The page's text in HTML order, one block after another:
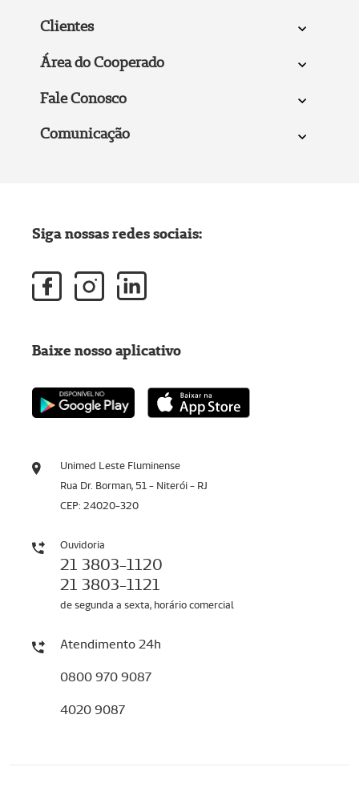
Clientes
Área do Cooperado
Fale Conosco
Comunicação
Unimed Leste Fluminense
Rua Dr. Borman, 51 - Niterói - RJ
CEP: 24020-320
Ouvidoria
21 3803-1120
21 3803-1121
de segunda a sexta, horário comercial
Atendimento 24h
0800 970 9087
4020 9087
Siga nossas redes sociais:
Baixe nosso aplicativo